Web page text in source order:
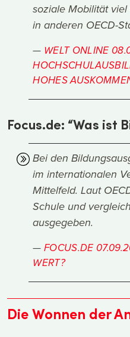
soziale Mobilität
in anderen OECD-
WELT ONLINE
HOHES
Focus.de: “Was ist
Bei den
im internationalen
Mittelfeld. Laut
Schule und
ausgegeben.
FOCUS.DE
WERT?
Die Wonnen der